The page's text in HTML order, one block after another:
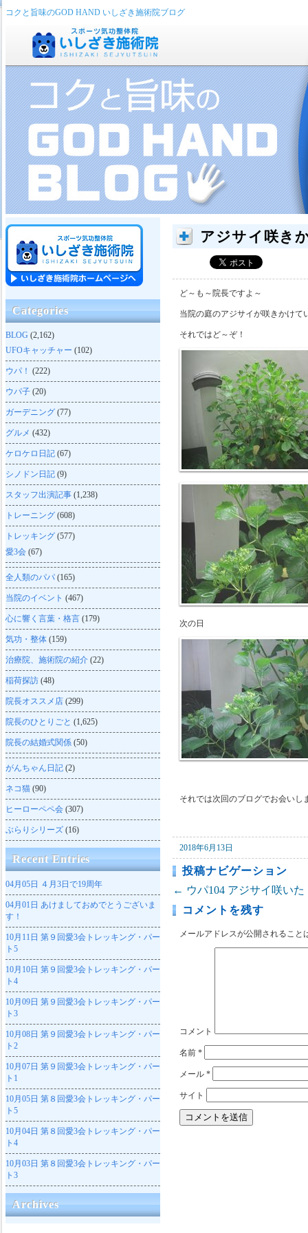
コクと旨味のGOD HAND いしざき施術院ブログ
アジサイ咲き
ど～も～院長ですよ～
当院の庭のアジサイが咲きかけて
それではど～ぞ！
次の日
それでは次回のブログでお会い
2018年6月13日
投稿ナビゲーション
← ウパ104 アジサイ咲い
コメントを残す
メールアドレスが公開されること
コメント
名前 *
メール *
サイト
Categories
BLOG (2,162)
UFOキャッチャー (102)
ウパ！ (222)
ウパ子 (20)
ガーデニング (77)
グルメ (432)
ケロケロ日記 (67)
シノドン日記 (9)
スタッフ出演記事 (1,238)
トレーニング (608)
トレッキング (577)
愛3会 (67)
全人類のパパ (165)
当院のイベント (467)
心に響く言葉・格言 (179)
気功・整体 (159)
治療院、施術院の紹介 (22)
稲荷探訪 (48)
院長オススメ店 (299)
院長のひとりごと (1,625)
院長の結婚式関係 (50)
がんちゃん日記 (2)
ネコ猫 (90)
ヒーローペペ会 (307)
ぶらりシリーズ (16)
Recent Entries
04月05日 ４月3日で19周年
04月01日 あけましておめでとうございま
す！
10月11日 第９回愛3会トレッキング・パー
ト5
10月10日 第９回愛3会トレッキング・パー
ト4
10月09日 第９回愛3会トレッキング・パー
ト3
10月08日 第９回愛3会トレッキング・パー
ト2
10月07日 第９回愛3会トレッキング・パー
ト1
10月05日 第８回愛3会トレッキング・パー
ト5
10月04日 第８回愛3会トレッキング・パー
ト4
10月03日 第８回愛3会トレッキング・パー
ト3
Archives